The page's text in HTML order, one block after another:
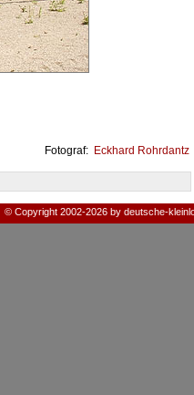
Fotograf: Eckhard Rohrdantz
© Copyright 2002-2026 by deutsche-